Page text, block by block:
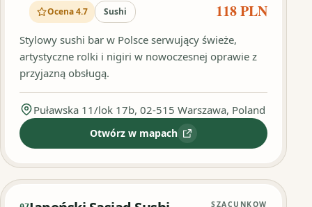
Ocena 4.7 Sushi 118 PLN
Stylowy sushi bar w Polsce serwujący świeże,
artystyczne rolki i nigiri w nowoczesnej oprawie z
przyjazną obsługą.
Puławska 11/lok 17b, 02-515 Warszawa, Poland
Otwórz w mapach
:Go-En Sushi
SZACUNKOW